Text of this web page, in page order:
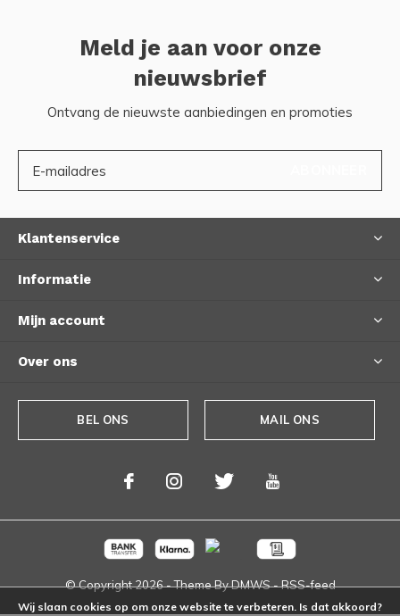
Meld je aan voor onze
nieuwsbrief
Ontvang de nieuwste aanbiedingen en promoties
Klantenservice
Informatie
Mijn account
Over ons
BEL ONS MAIL ONS
© Copyright2026- Theme ByDMWS-RSS-feed
Wij slaan cookies op om onze website te verbeteren. Is dat akkoord?